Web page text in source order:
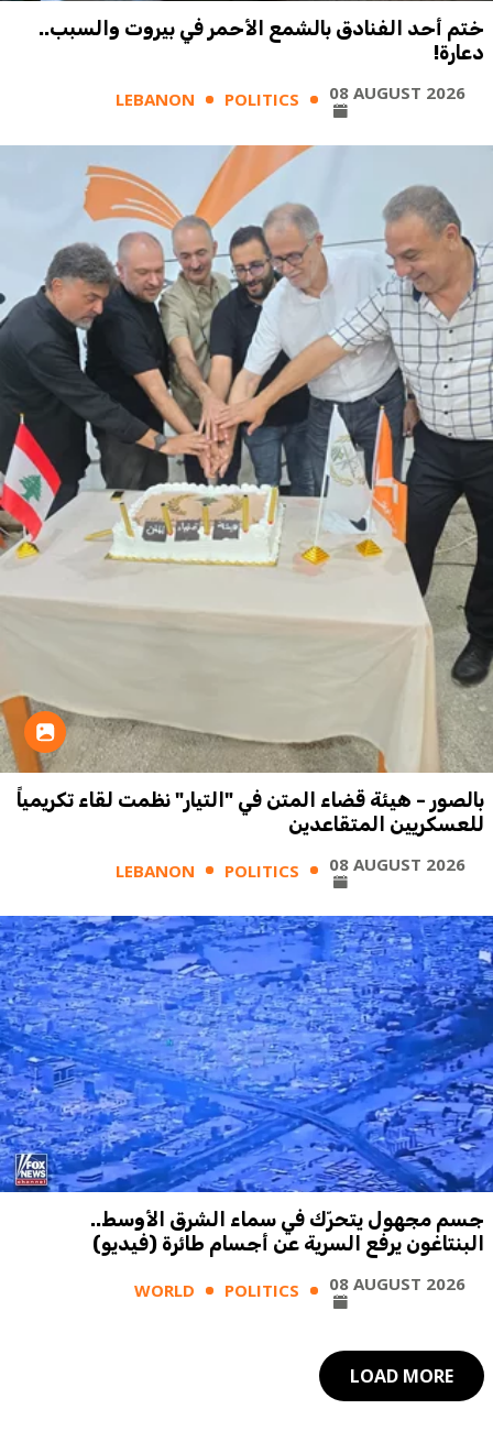
ختم أحد الفنادق بالشمع الأحمر في بيروت والسبب..
دعارة!
LEBANON POLITICS 08 AUGUST 2026
بالصور - هيئة قضاء المتن في "التيار" نظمت لقاء تكريمياً
للعسكريين المتقاعدين
LEBANON POLITICS 08 AUGUST 2026
جسم مجهول يتحرّك في سماء الشرق الأوسط..
البنتاغون يرفع السرية عن أجسام طائرة (فيديو)
WORLD POLITICS 08 AUGUST 2026
LOAD MORE